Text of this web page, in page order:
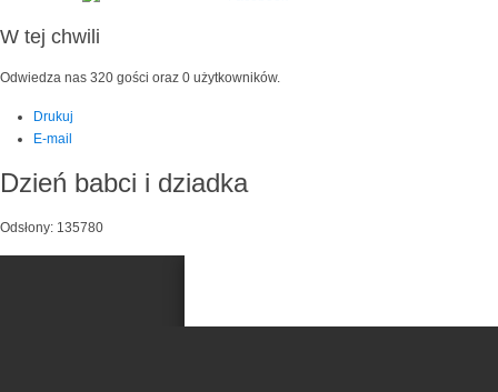
W tej chwili
Odwiedza nas 320 gości oraz 0 użytkowników.
Drukuj
E-mail
Dzień babci i dziadka
Odsłony: 135780